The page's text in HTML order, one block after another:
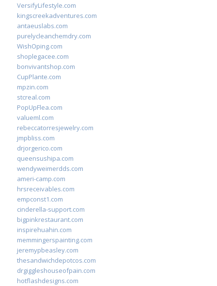
VersifyLifestyle.com
kingscreekadventures.com
antaeuslabs.com
purelycleanchemdry.com
WishOping.com
shoplegacee.com
bonvivantshop.com
CupPlante.com
mpzin.com
stcreal.com
PopUpFlea.com
valueml.com
rebeccatorresjewelry.com
jmpbliss.com
drjorgerico.com
queensushipa.com
wendyweimerdds.com
ameri-camp.com
hrsreceivables.com
empconst1.com
cinderella-support.com
bigpinkrestaurant.com
inspirehuahin.com
memmingerspainting.com
jeremypbeasley.com
thesandwichdepotcos.com
drgiggleshouseofpain.com
hotflashdesigns.com